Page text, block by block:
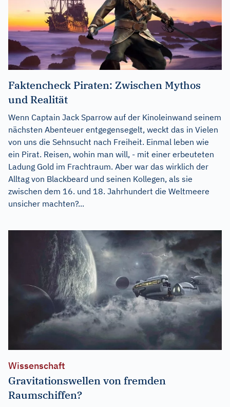
Faktencheck Piraten: Zwischen Mythos
und Realität
Wenn Captain Jack Sparrow auf der Kinoleinwand seinem
nächsten Abenteuer entgegensegelt, weckt das in Vielen
von uns die Sehnsucht nach Freiheit. Einmal leben wie
ein Pirat. Reisen, wohin man will, - mit einer erbeuteten
Ladung Gold im Frachtraum. Aber war das wirklich der
Alltag von Blackbeard und seinen Kollegen, als sie
zwischen dem 16. und 18. Jahrhundert die Weltmeere
unsicher machten?...
Wissenschaft
Gravitationswellen von fremden
Raumschiffen?